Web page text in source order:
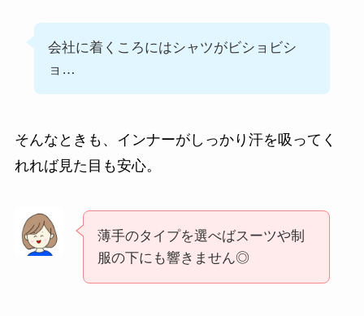
会社に着くころにはシャツがビショビシ
ョ…
そんなときも、インナーがしっかり汗を吸ってく
れれば見た目も安心。
薄手のタイプを選べばスーツや制
服の下にも響きません◎